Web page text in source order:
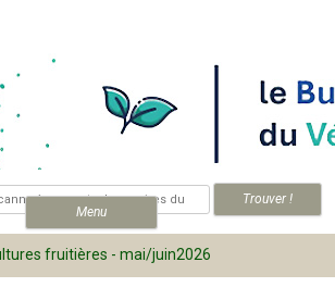
Menu
- mai/juin2026